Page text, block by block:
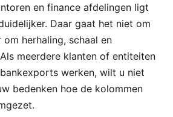
en finance afdelingen ligt
Daar gaat het niet om
om herhaling, schaal en
meerdere klanten of entiteiten
werken, wilt u niet
bedenken hoe de kolommen